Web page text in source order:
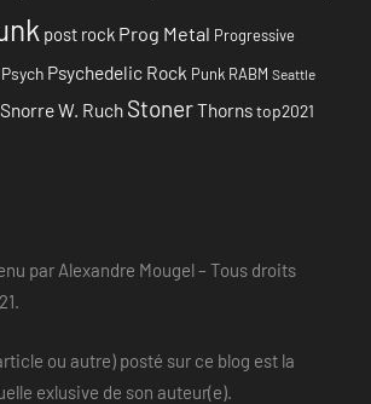
post rock Prog Metal Progressive
Psych Psychedelic Rock Punk RABM Seattle
Snorre W. Ruch StonerThornstop2021
par Alexandre Mougel – Tous droits
ou autre) posté sur ce blog est la
exlusive de son auteur(e).